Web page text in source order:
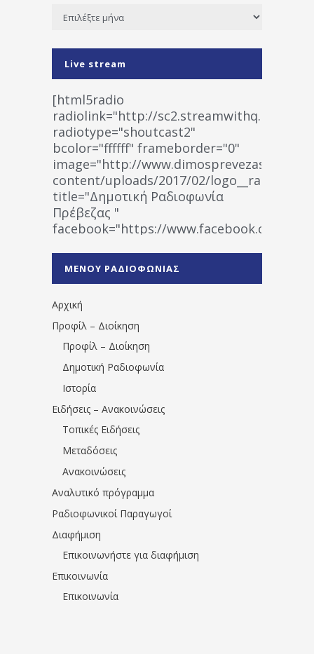
Ιστορικό
Live stream
[html5radio
radiolink="http://
radiotype="shoutcast2"
bcolor="ffffff" frameborder="0"
image="http://www.dimosprevezas.gr/wp-
content/uploads/2017/02/
title="Δημοτική Ραδιοφωνία
Πρέβεζας "
facebook="https://www.facebook.com/
1531194763766854/" artist="" ]
ΜΕΝΟΥ ΡΑΔΙΟΦΩΝΙΑΣ
Αρχική
Προφίλ – Διοίκηση
Προφίλ – Διοίκηση
Δημοτική Ραδιοφωνία
Ιστορία
Ειδήσεις – Ανακοινώσεις
Τοπικές Ειδήσεις
Μεταδόσεις
Ανακοινώσεις
Αναλυτικό πρόγραμμα
Ραδιοφωνικοί Παραγωγοί
Διαφήμιση
Επικοινωνήστε για διαφήμιση
Επικοινωνία
Επικοινωνία